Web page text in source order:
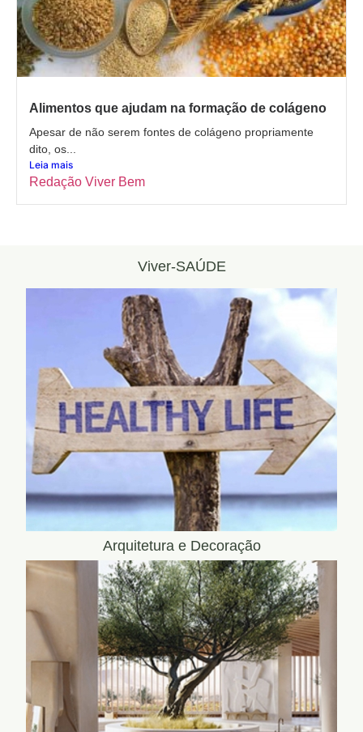
Alimentos que ajudam na formação de colágeno
Apesar de não serem fontes de colágeno propriamente
dito, os...
Leia mais
Redação Viver Bem
Viver-SAÚDE
Arquitetura e Decoração